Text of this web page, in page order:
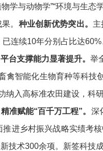
学与动物学”“环境与生
。 种业创新优势突出。 主
连续10年分别占比达
台支撑能力显著提升。举
禽智能化生物育种等科
入高标准农田建设，科
准赋能“百千万工程”。 深
进乡村振兴战略实绩考
技术300余项。新签科技